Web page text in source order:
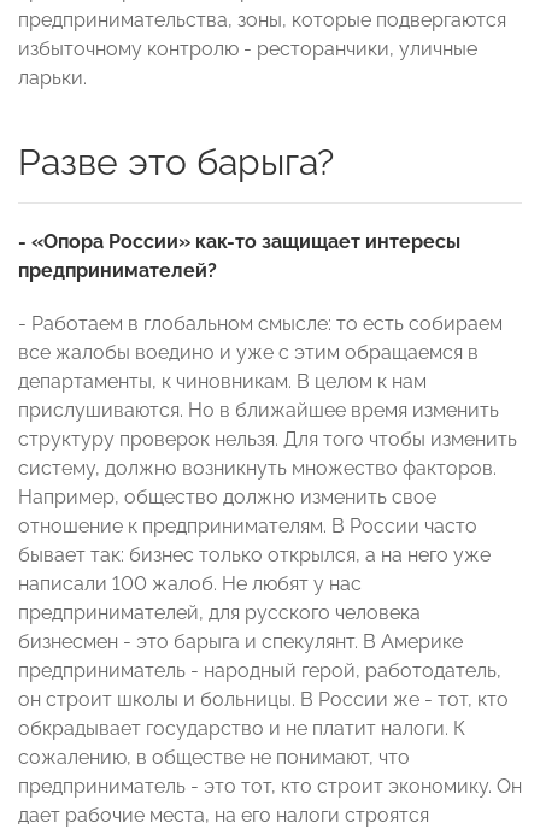
предпринимательства, зоны, которые подвергаются
избыточному контролю - ресторанчики, уличные
ларьки.
Разве это барыга?
- «Опора России» как-то защищает интересы
предпринимателей?
- Работаем в глобальном смысле: то есть собираем
все жалобы воедино и уже с этим обращаемся в
департаменты, к чиновникам. В целом к нам
прислушиваются. Но в ближайшее время изменить
структуру проверок нельзя. Для того чтобы изменить
систему, должно возникнуть множество факторов.
Например, общество должно изменить свое
отношение к предпринимателям. В России часто
бывает так: бизнес только открылся, а на него уже
написали 100 жалоб. Не любят у нас
предпринимателей, для русского человека
бизнесмен - это барыга и спекулянт. В Америке
предприниматель - народный герой, работодатель,
он строит школы и больницы. В России же - тот, кто
обкрадывает государство и не платит налоги. К
сожалению, в обществе не понимают, что
предприниматель - это тот, кто строит экономику. Он
дает рабочие места, на его налоги строятся